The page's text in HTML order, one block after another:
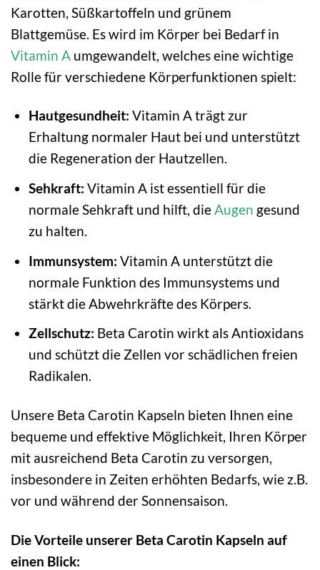
Karotten, Süßkartoffeln und grünem
Blattgemüse. Es wird im Körper bei Bedarf in
Vitamin A umgewandelt, welches eine wichtige
Rolle für verschiedene Körperfunktionen spielt:
Hautgesundheit: Vitamin A trägt zur
Erhaltung normaler Haut bei und unterstützt
die Regeneration der Hautzellen.
Sehkraft: Vitamin A ist essentiell für die
normale Sehkraft und hilft, dieAugen gesund
zu halten.
Immunsystem: Vitamin A unterstützt die
normale Funktion des Immunsystems und
stärkt die Abwehrkräfte des Körpers.
Zellschutz: Beta Carotin wirkt als Antioxidans
und schützt die Zellen vor schädlichen freien
Radikalen.
Unsere Beta Carotin Kapseln bieten Ihnen eine
bequeme und effektive Möglichkeit, Ihren Körper
mit ausreichend Beta Carotin zu versorgen,
insbesondere in Zeiten erhöhten Bedarfs, wie z.B.
vor und während der Sonnensaison.
Die Vorteile unserer Beta Carotin Kapseln auf
einen Blick: